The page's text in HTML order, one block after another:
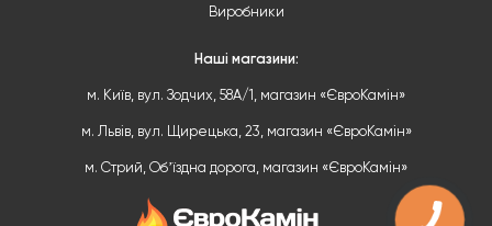
Виробники
Наші магазини:
м. Київ, вул. Зодчих, 58А/1, магазин «ЄвроКамін»
м. Львів, вул. Щирецька, 23, магазин «ЄвроКамін»
м. Стрий, Обʼїздна дорога, магазин «ЄвроКамін»